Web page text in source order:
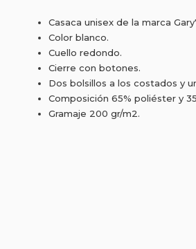
Casaca unisex de la marca
Color blanco.
Cuello redondo.
Cierre con botones.
Dos bolsillos a los costados y
Composición 65% poliéster y
Gramaje 200 gr/m2.